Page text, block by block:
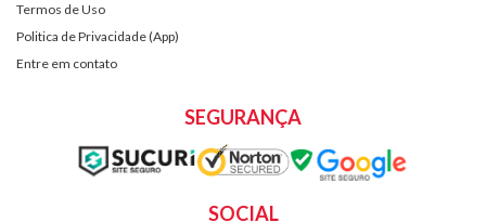
Termos de Uso
Politica de Privacidade (App)
Entre em contato
SEGURANÇA
SOCIAL